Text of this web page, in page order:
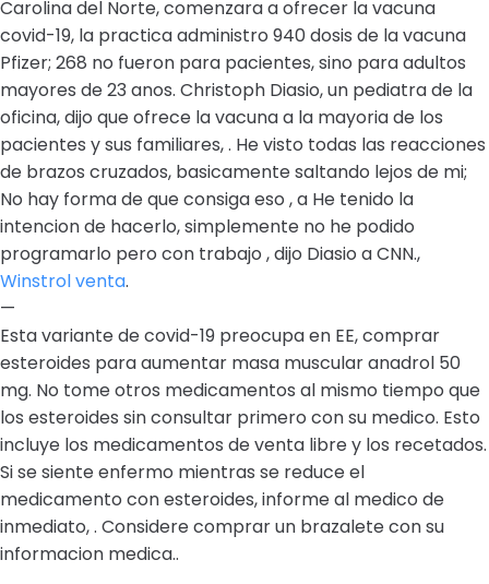
Carolina del Norte, comenzara a ofrecer la vacuna
covid-19, la practica administro 940 dosis de la vacuna
Pfizer; 268 no fueron para pacientes, sino para adultos
mayores de 23 anos. Christoph Diasio, un pediatra de la
oficina, dijo que ofrece la vacuna a la mayoria de los
pacientes y sus familiares, . He visto todas las reacciones
de brazos cruzados, basicamente saltando lejos de mi;
No hay forma de que consiga eso , a He tenido la
intencion de hacerlo, simplemente no he podido
programarlo pero con trabajo , dijo Diasio a CNN.,
Winstrol venta.
—
Esta variante de covid-19 preocupa en EE, comprar
esteroides para aumentar masa muscular anadrol 50
mg. No tome otros medicamentos al mismo tiempo que
los esteroides sin consultar primero con su medico. Esto
incluye los medicamentos de venta libre y los recetados.
Si se siente enfermo mientras se reduce el
medicamento con esteroides, informe al medico de
inmediato, . Considere comprar un brazalete con su
informacion medica..